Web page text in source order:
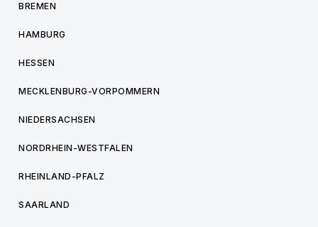
BREMEN
HAMBURG
HESSEN
MECKLENBURG-VORPOMMERN
NIEDERSACHSEN
NORDRHEIN-WESTFALEN
RHEINLAND-PFALZ
SAARLAND